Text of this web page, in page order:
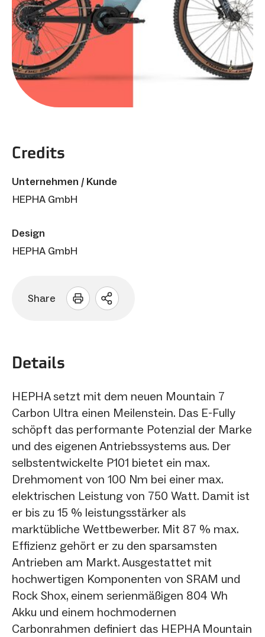
Credits
Unternehmen / Kunde
HEPHA GmbH
Design
HEPHA GmbH
Share
Sharing
Details
HEPHA setzt mit dem neuen Mountain 7
Carbon Ultra einen Meilenstein. Das E-Fully
schöpft das performante Potenzial der Marke
und des eigenen Antriebssystems aus. Der
selbstentwickelte P101 bietet ein max.
Drehmoment von 100 Nm bei einer max.
elektrischen Leistung von 750 Watt. Damit ist
er bis zu 15 % leistungsstärker als
marktübliche Wettbewerber. Mit 87 % max.
Effizienz gehört er zu den sparsamsten
Antrieben am Markt. Ausgestattet mit
hochwertigen Komponenten von SRAM und
Rock Shox, einem serienmäßigen 804 Wh
Akku und einem hochmodernen
Carbonrahmen definiert das HEPHA Mountain